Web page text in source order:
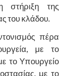
στήριξη της
του κλάδου.
πέρα
με το
το Υπουργείο
με το